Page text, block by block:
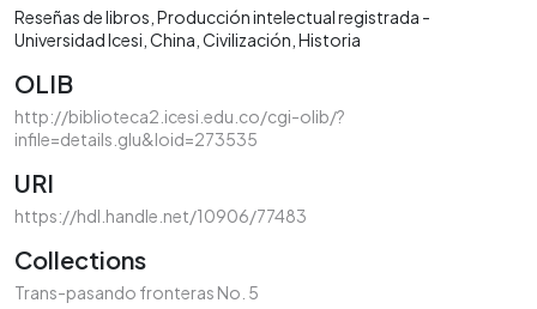
Reseñas de libros Producción intelectual registrada -
Universidad Icesi China Civilización Historia
OLIB
http://biblioteca2.icesi.edu.co/cgi-olib/?
infile=details.glu&loid=273535
URI
https://hdl.handle.net/10906/77483
Collections
Trans-pasando fronteras No. 5